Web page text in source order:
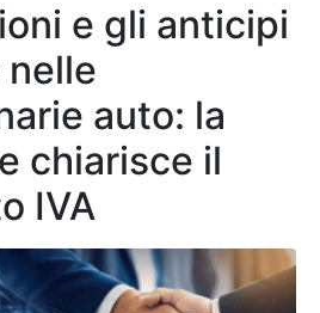
e gli anticipi
auto: la
chiarisce il
IVA